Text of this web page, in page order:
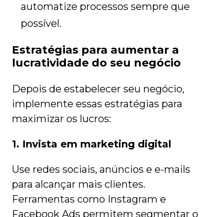
automatize processos sempre que
possível.
Estratégias para aumentar a
lucratividade do seu negócio
Depois de estabelecer seu negócio,
implemente essas estratégias para
maximizar os lucros:
1. Invista em marketing digital
Use redes sociais, anúncios e e-mails
para alcançar mais clientes.
Ferramentas como Instagram e
Facebook Ads permitem segmentar o